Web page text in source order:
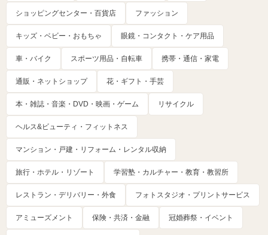
ショッピングセンター・百貨店 ファッション
キッズ・ベビー・おもちゃ 眼鏡・コンタクト・ケア用品
車・バイク スポーツ用品・自転車 携帯・通信・家電
通販・ネットショップ 花・ギフト・手芸
本・雑誌・音楽・DVD・映画・ゲーム リサイクル
ヘルス&ビューティ・フィットネス
マンション・戸建・リフォーム・レンタル収納
旅行・ホテル・リゾート 学習塾・カルチャー・教育・教習所
レストラン・デリバリー・外食 フォトスタジオ・プリントサービス
アミューズメント 保険・共済・金融 冠婚葬祭・イベント